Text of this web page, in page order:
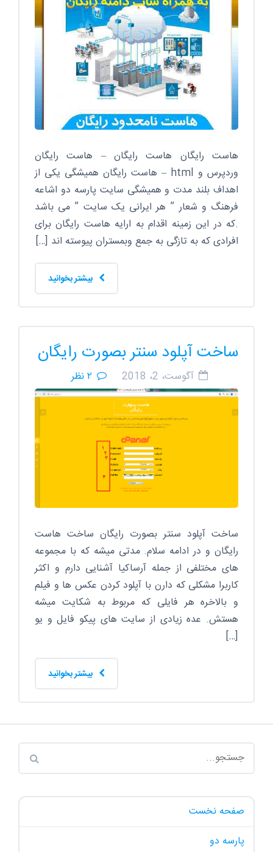
هاست رایگان هاست رایگان – هاست رایگان
وردپرس و html – هاست رایگان همیشگی یکی از
اهداف بلند مدت و همیشگی سایت پارسه دو اشاعه
فرهنگ و شعار ” هر ایرانی یک سایت ” می باشد
.که در این زمینه اقدام به ارایه هاست رایگان برای
افرادی که به تازگی به جمع وبمستران پیوسته اند […]
ساخت آپلود سنتر بصورت رایگان
آگوست، 2، 2018 ۲ نظر
ساخت آپلود سنتر بصورت رایگان ساخت هاست
رایگان و در ادامه سلام. مدتی میشه که با مجموعه
های مختلفی از جمله آرساکیا آشنایی دارم و اکثر
کاربرا مشکلی که دارن با آپلود کردن عکس ها و فیلم
و بالاخره هر فایلی که مربوط به شکایت میشه
هستش. عده زیادی از سایت های پیکو فایل و یو
[…]
صفحه نخست
پارسه دو